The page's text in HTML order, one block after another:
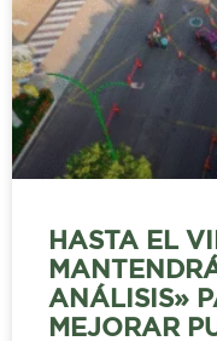
HASTA EL
ANÁLISIS»
MEJORAR